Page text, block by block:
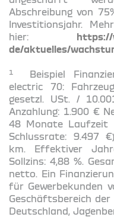
Abschreibung von
Investitionsjahr.
hier: https://
de/aktuelles/
1
Beispiel
electric 70:
gesetzl. USt. /
Anzahlung: 1.900 €
48 Monate Laufzeit
Schlussrate: 9.497
km. Effektiver
Sollzins: 4,88 %.
netto. Ein
für Gewerbekunden
Geschäftsbereich der
Deutschland,